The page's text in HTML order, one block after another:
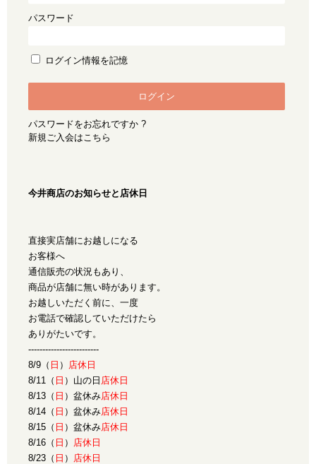
パスワード
ログイン情報を記憶
パスワードをお忘れですか ?
新規ご入会はこちら
今井商店のお知らせと店休日
直接実店舗にお越しになる
お客様へ
通信販売の状況もあり、
商品が店舗に無い時があります。
お越しいただく前に、一度
お電話で確認していただけたら
ありがたいです。
-------------------------
8/9（ 日 ）
店休日
8/11（ 日 ）山の日 店休日
8/13（ 日 ）盆休み店休日
8/14（ 日 ）盆休み店休日
8/15（ 日 ）盆休み店休日
8/16（ 日 ）
店休日
8/23（ 日 ）
店休日